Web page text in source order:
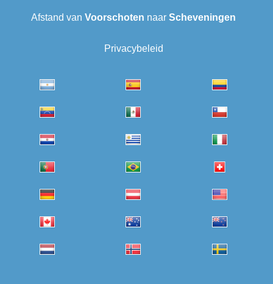
Afstand van Voorschoten naar Scheveningen‎
Privacybeleid